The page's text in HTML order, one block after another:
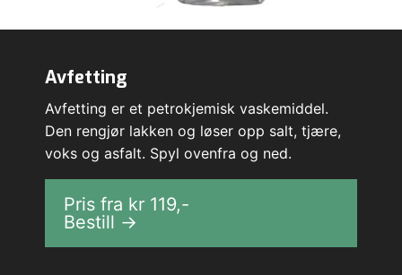
Avfetting
Avfetting er et petrokjemisk vaskemiddel.
Den rengjør lakken og løser opp salt, tjære,
voks og asfalt. Spyl ovenfra og ned.
Pris fra kr 119,-
Bestill →